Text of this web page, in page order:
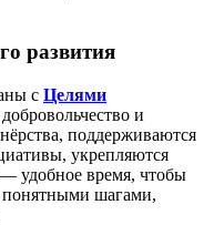
развития
с Целями
и
поддерживаются
укрепляются
удобное время, чтобы
понятными шагами,